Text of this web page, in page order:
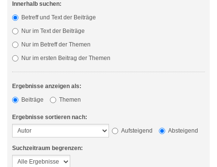
Innerhalb suchen:
Betreff und Text der Beiträge
Nur im Text der Beiträge
Nur im Betreff der Themen
Nur im ersten Beitrag der Themen
Ergebnisse anzeigen als:
Beiträge
Themen
Ergebnisse sortieren nach:
Aufsteigend
Absteigend
Suchzeitraum begrenzen: